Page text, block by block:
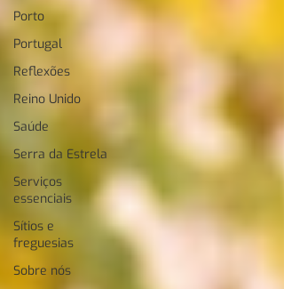
Porto
Portugal
Reflexões
Reino Unido
Saúde
Serra da Estrela
Serviços
essenciais
Sítios e
freguesias
Sobre nós